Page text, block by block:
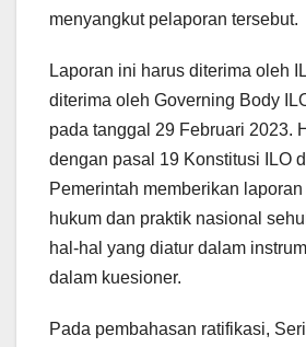
menyangkut pelaporan tersebut.
Laporan ini harus diterima oleh
diterima oleh Governing Body
pada tanggal 29 Februari 2023.
dengan pasal 19 Konstitusi ILO
Pemerintah memberikan
hukum dan praktik nasional
hal-hal yang diatur dalam
dalam kuesioner.
Pada pembahasan ratifikasi,